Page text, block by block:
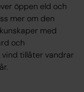
öppen eld och
mer om den
med
och
tillåter vandrar